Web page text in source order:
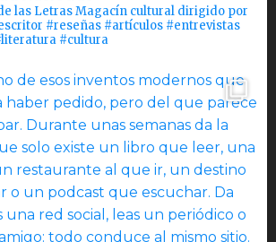
las Letras Magacín cultural dirigido por
#reseñas #artículos #entrevistas
#cultura